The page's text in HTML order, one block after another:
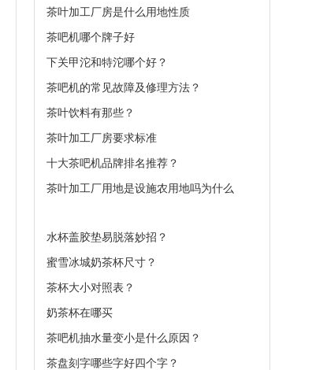
茶叶加工厂房是什么用地性质
茶吧机哪个牌子好
下关甲沱和特沱哪个好？
茶吧机的常见故障及修理方法？
茶叶饮料有那些？
茶叶加工厂房要求标准
十大茶吧机品牌排名推荐？
茶叶加工厂用地是设施农用地吗为什么
水杯盖胶垫易脱落妙招？
蜜雪冰城奶茶杯尺寸？
茶杯大小对照表？
奶茶杯在哪买
茶吧机抽水量变小是什么原因？
茶盘刻字哪些字好四个字？